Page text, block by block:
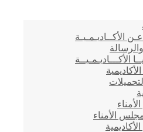
الأكــاديـمـيـة
والرسالة
الأكـــاديـمـيــة
الأمناء